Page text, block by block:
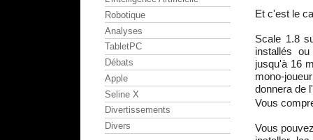
Et c'est le
Scale 1.8
installés
jusqu'à 16
mono-
donnera de
Vous
Vous
Robotique
Analyses
TabletPC
Débats
Apple
Seline X
Divertissements
Divers